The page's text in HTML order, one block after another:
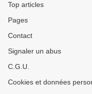
Top articles
Pages
Contact
Signaler un abus
C.G.U.
Cookies et données